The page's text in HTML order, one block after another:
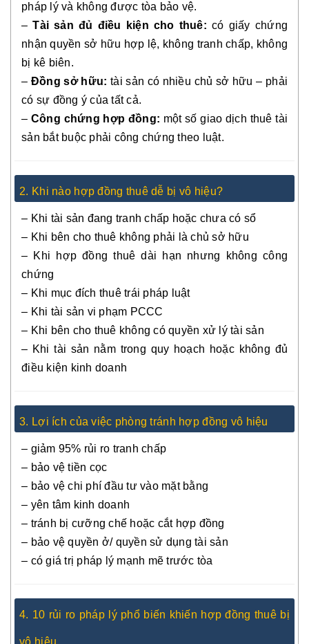
pháp lý và không được tòa bảo vệ.
–Tài sản đủ điều kiện cho thuê: có giấy chứng
nhận quyền sở hữu hợp lệ, không tranh chấp, không
bị kê biên.
– Đồng sở hữu: tài sản có nhiều chủ sở hữu – phải
có sự đồng ý của tất cả.
– Công chứng hợp đồng: một số giao dịch thuê tài
sản bắt buộc phải công chứng theo luật.
2. Khi nào hợp đồng thuê dễ bị vô hiệu?
– Khi tài sản đang tranh chấp hoặc chưa có sổ
– Khi bên cho thuê không phải là chủ sở hữu
– Khi hợp đồng thuê dài hạn nhưng không công
chứng
– Khi mục đích thuê trái pháp luật
– Khi tài sản vi phạm PCCC
– Khi bên cho thuê không có quyền xử lý tài sản
– Khi tài sản nằm trong quy hoạch hoặc không đủ
điều kiện kinh doanh
3. Lợi ích của việc phòng tránh hợp đồng vô hiệu
– giảm 95% rủi ro tranh chấp
– bảo vệ tiền cọc
– bảo vệ chi phí đầu tư vào mặt bằng
– yên tâm kinh doanh
– tránh bị cưỡng chế hoặc cắt hợp đồng
– bảo vệ quyền ở/ quyền sử dụng tài sản
– có giá trị pháp lý mạnh mẽ trước tòa
4. 10 rủi ro pháp lý phổ biến khiến hợp đồng thuê bị
vô hiệu